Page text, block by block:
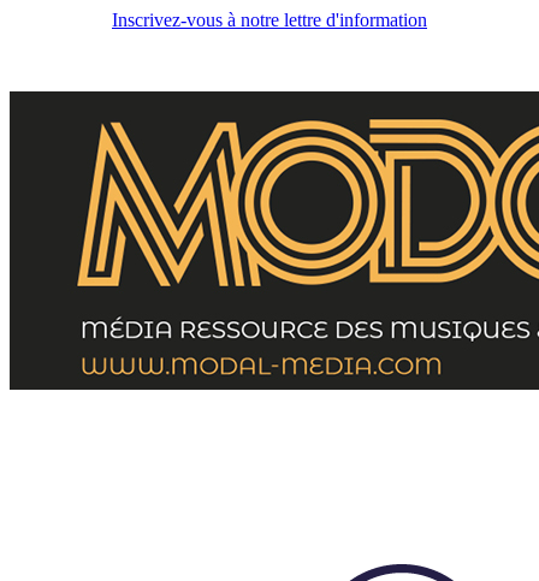
Inscrivez-vous à notre lettre d'information